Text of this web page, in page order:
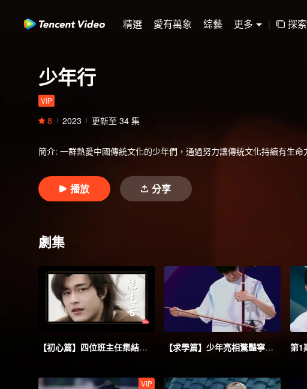
精選 愛有萬象 綜藝 更多 | 探索
少年行
VIP
8 2023 更新至 34 集
簡介: 一群熱愛中國傳統文化的少年們，通過努力讓傳統文化持續有生命
播放 分享
劇集
【初心篇】四位班主任集結聊心中少年 【求學篇】少年亮相驚豔寧靜李若彤
VIP